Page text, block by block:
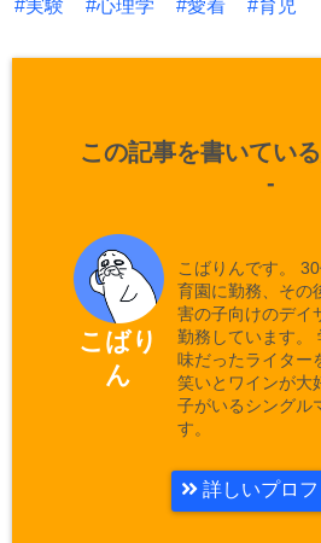
実験 心理学 愛着 育児
この記事を書いてい
-
こばり
ん
こばりんです。
育園に勤務、その
害の子向けのデイ
勤務しています。
味だったライター
笑いとワインが大
子がいるシングル
す。
詳しいプロフ